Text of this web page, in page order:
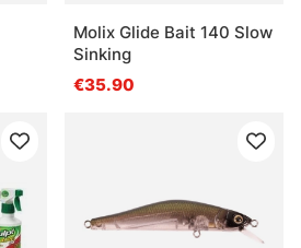
Molix Glide Bait 140 Slow
Sinking
€35.90